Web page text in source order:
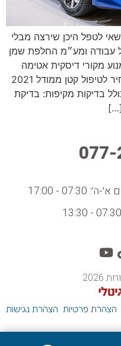
לטפל היכן שירצה מבלי
היבואן! ₪ 650 כולל עבודה ומע״מ החלפת שמן
מקורי דיסקית אטימה
לאגן שמן מנוע (במידה וקיים) *המחיר לטיפול קטן ממודל 2021
מע״מ כולל בדיקות מקיפות: בדיקת
[…]
07:30 - 17:00
הצהרת פרטיות הצהרת נגישות